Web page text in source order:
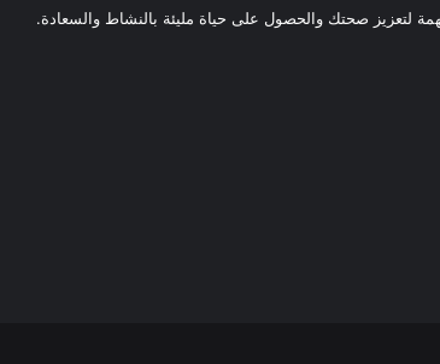
لتعزيز صحتك والحصول على حياة مليئة بالنشاط والسعادة.